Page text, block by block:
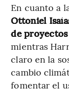
En cuanto a
Ottoniel
de
mientras
claro en la
cambio
fomentar el